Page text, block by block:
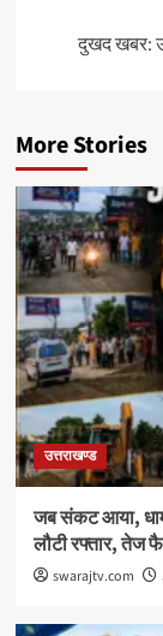
दुखद खबर:
More Stories
उत्तराखण्ड
जब संकट आया,
लौटी रफ्तार, तेज
swarajtv.com